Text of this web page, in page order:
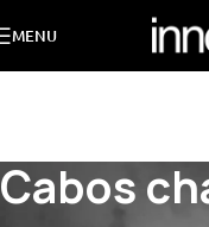
MENU
Cabos